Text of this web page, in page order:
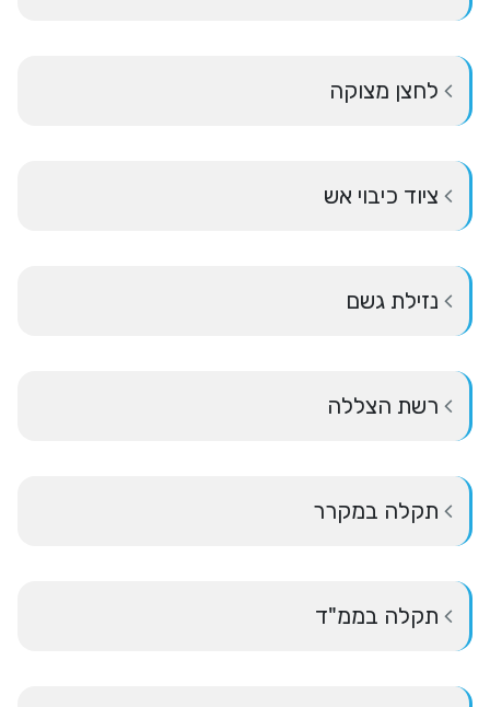
לחצן מצוקה
ציוד כיבוי אש
נזילת גשם
רשת הצללה
תקלה במקרר
תקלה בממ"ד